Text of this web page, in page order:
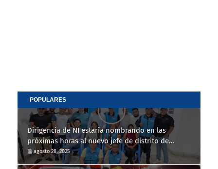
POPULARES
Dirigencia de NI estaría nombrando en las
próximas horas al nuevo jefe de distrito de
Nahuizalco
agosto 28, 2025